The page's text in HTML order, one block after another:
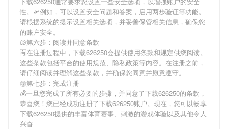
性。🛫例如，可以设置安全问题和答案，启用两步验证等功能。
请根据系统的提示设置相关选项，并妥善保管相关信息，确保您
的账户安全。
🐚第六步：阅读并同意条款
🈶在注册过程中， 下载626250会提供使用条款和规定供您阅读。
这些条款包括平台的使用规范、隐私政策等内容。在注册之前，
请仔细阅读并理解这些条款，并确保您同意并愿意遵守。
㊙第七步：完成注册
💰一旦您完成了所有必要的步骤，并同意了下载626250的条款，
恭喜您！您已经成功注册了下载626250账户。现在，您可以畅享
下载626250提供的丰富体育赛事、刺激的游戏体验以及其他令人
兴奋